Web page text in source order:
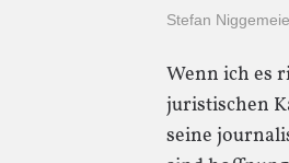
Stefan
Wenn ich es
juristischen
seine